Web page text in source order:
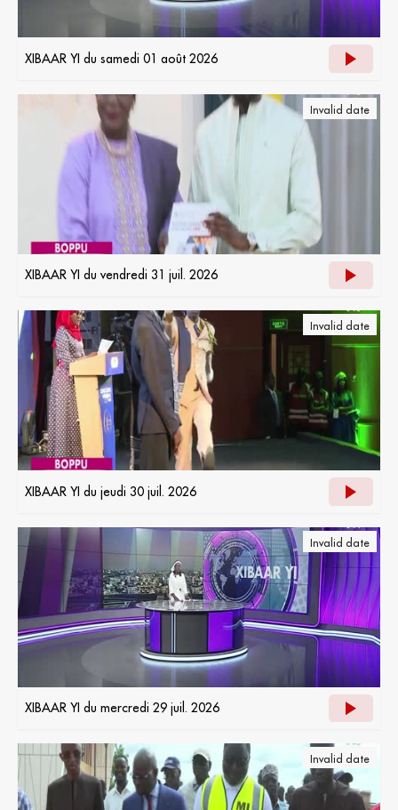
XIBAAR YI du samedi 01 août 2026
Invalid date
XIBAAR YI du vendredi 31 juil. 2026
Invalid date
XIBAAR YI du jeudi 30 juil. 2026
Invalid date
XIBAAR YI du mercredi 29 juil. 2026
Invalid date